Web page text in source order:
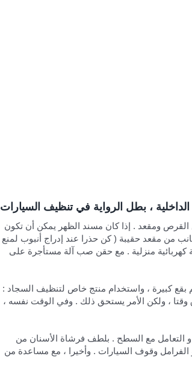
الداخلية ، بطل الرواية في تنظيف السيارات
ومقعد . إذا كان مسند الظهر يمكن أن تكون
من مقعد حقيبة ( كن حذرا عند إدراج أنبوب لمنع
كهربائية منزلية . مع حقن صب آلة مستأجرة على
بقع كبيرة ، واستخدام منتج خاص لتنظيف السجاد :
، ولكن الأمر يستحق ذلك . وفي الوقت نفسه ،
و التعامل مع السطح . بلطف فرشاة الأسنان من
الفرامل وقوف السيارات . وأخيرا ، مع مساعدة من